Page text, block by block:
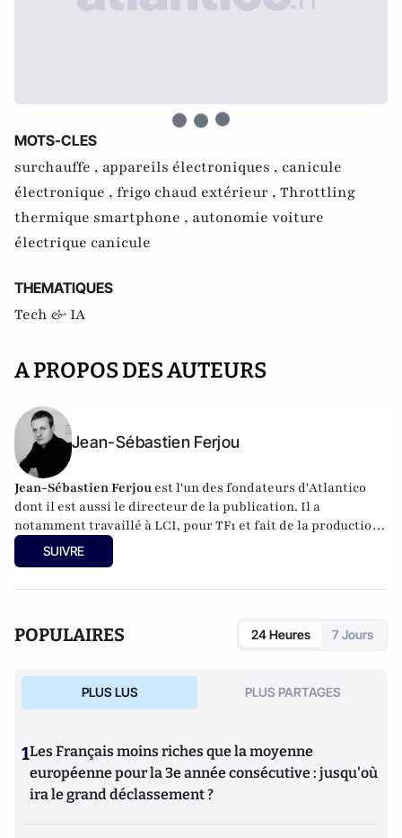
MOTS-CLES
surchauffe , appareils électroniques , canicule
électronique , frigo chaud extérieur , Throttling
thermique smartphone , autonomie voiture
électrique canicule
THEMATIQUES
Tech & IA
A PROPOS DES AUTEURS
Jean-Sébastien Ferjou
Jean-Sébastien Ferjou est l'un des fondateurs d'Atlantico
dont il est aussi le directeur de la publication. Il a
notamment travaillé à LCI, pour TF1 et fait de la production
télévisuelle.
SUIVRE
POPULAIRES 24 Heures 7 Jours
PLUS LUS PLUS PARTAGES
1Les Français moins riches que la moyenne
européenne pour la 3e année consécutive : jusqu'où
ira le grand déclassement ?